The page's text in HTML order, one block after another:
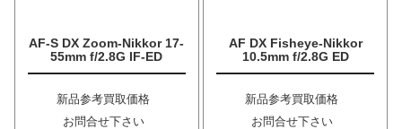
AF-S DX Zoom-Nikkor 17-
55mm f/2.8G IF-ED
新品参考買取価格
お問合せ下さい
AF DX Fisheye-Nikkor
10.5mm f/2.8G ED
新品参考買取価格
お問合せ下さい